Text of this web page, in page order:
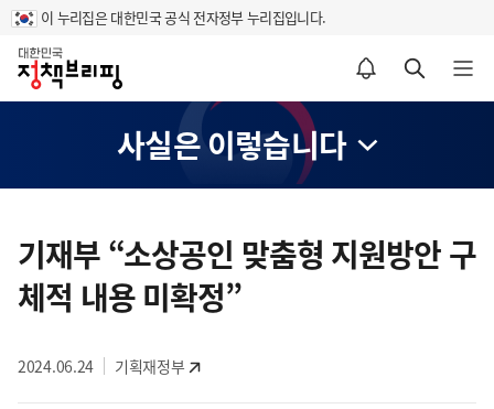
이 누리집은 대한민국 공식 전자정부 누리집입니다.
홈
알림설정 바로가기 검색 바로가기 메뉴 열기
사실은 이렇습니다
텐
츠
영
기재부 “소상공인 맞춤형 지원방안 구
체적 내용 미확정”
2024.06.24 기획재정부